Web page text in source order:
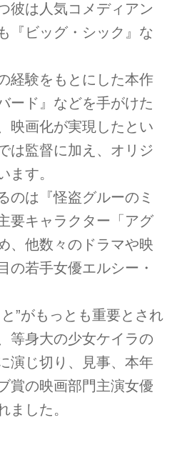
彼は⼈気コメディアン
『ビッグ・シック』な
経験をもとにした本作
ード』などを⼿がけた
映画化が実現したとい
は監督に加え、オリジ
ます。
のは『怪盗グルーのミ
要キャラクター「アグ
、他数々のドラマや映
の若⼿⼥優エルシー・
”がもっとも重要とされ
等⾝⼤の少⼥ケイラの
演じ切り、⾒事、本年
賞の映画部⾨主演⼥優
ました。